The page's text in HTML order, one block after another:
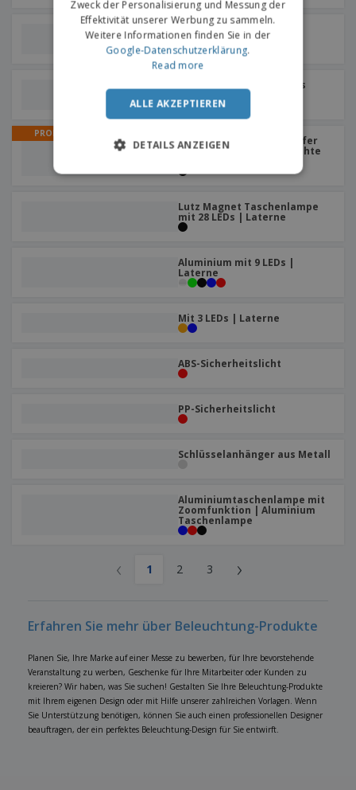
3 LED-Taschenlampe mit
Magnet
2-in-1-Taschenlampe aus
PROMO
Magnetica Teleskopgreifer
mit Taschenlampe | Leichte
Lutz Magnet Taschenlampe
mit 28 LEDs | Laterne
Aluminium mit 9 LEDs |
Laterne
Mit 3 LEDs | Laterne
ABS-Sicherheitslicht
PP-Sicherheitslicht
Schlüsselanhänger aus Metall
Aluminiumtaschenlampe mit
Zoomfunktion | Aluminium
Taschenlampe
‹ 1 2 3 ›
Erfahren Sie mehr über Beleuchtung-Produkte
Planen Sie, Ihre Marke auf einer Messe zu bewerben, für Ihre bevorstehende
Veranstaltung zu werben, Geschenke für Ihre Mitarbeiter oder Kunden zu
kreieren? Wir haben, was Sie suchen! Gestalten Sie Ihre Beleuchtung-Produkte
mit Ihrem eigenen Design oder mit Hilfe unserer zahlreichen Vorlagen. Wenn
Sie Unterstützung benötigen, können Sie auch einen professionellen Designer
beauftragen, der ein perfektes Beleuchtung-Design für Sie entwirft.
Zweck der Personalisierung und Messung der
Effektivität unserer Werbung zu sammeln.
Weitere Informationen finden Sie in der
Google-Datenschutzerklärung.
Read more
ALLE AKZEPTIEREN
DETAILS ANZEIGEN